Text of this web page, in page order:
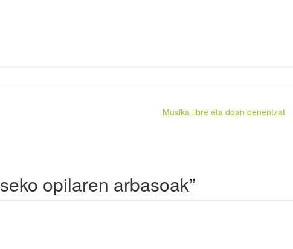
Musika libre eta doan denentzat
opilaren arbasoak”